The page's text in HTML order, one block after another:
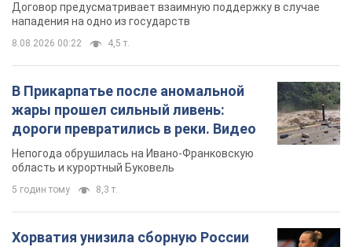
Договор предусматривает взаимную поддержку в случае
нападения на одно из государств
8.08.2026 00:22 4,5 т.
В Прикарпатье после аномальной
жары прошел сильный ливень:
дороги превратились в реки. Видео
Непогода обрушилась на Ивано-Франковскую
область и курортный Буковель
5 годин тому 8,3 т.
Хорватия унизила сборную России